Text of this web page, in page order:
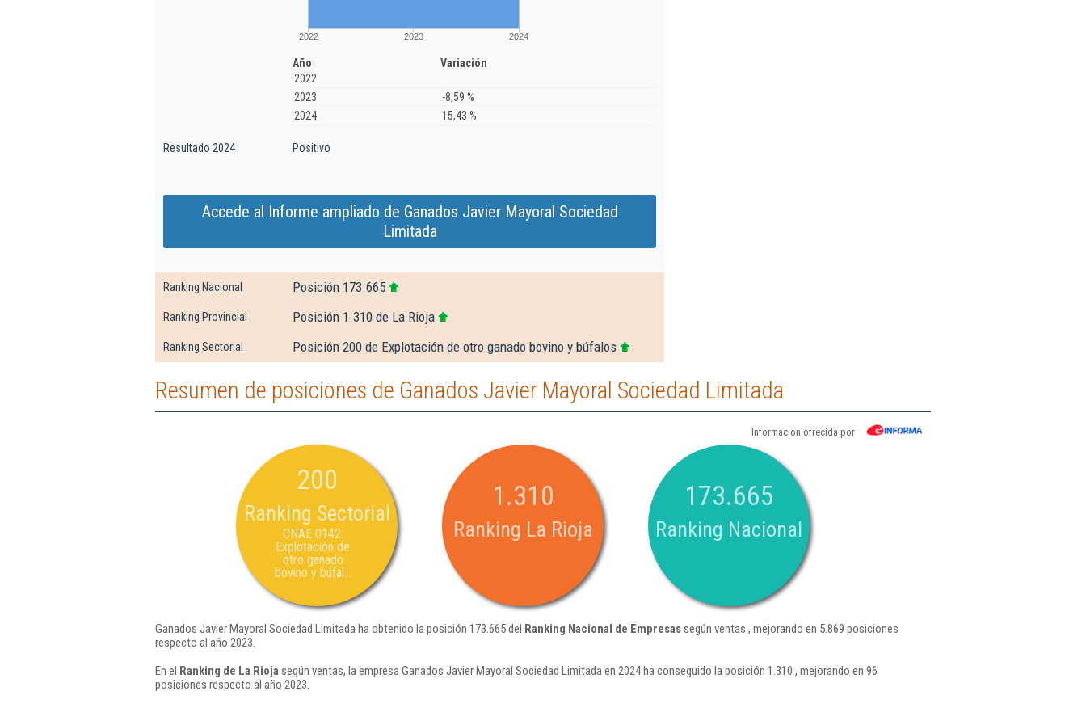
2022 2023 2024
Año
Variación
2022
2023
-8,59 %
2024
15,43 %
Resultado 2024 Positivo
Accede al Informe ampliado de Ganados Javier Mayoral Sociedad
Limitada
Ranking Nacional Posición 173.665
Ranking Provincial Posición 1.310 de La Rioja
Ranking Sectorial Posición 200 de Explotación de otro ganado bovino y búfalos
Resumen de posiciones de Ganados Javier Mayoral Sociedad Limitada
Información ofrecida por
200
Ranking Sectorial
CNAE 0142:
Explotación de
otro ganado
bovino y búfal...
1.310
Ranking La Rioja
173.665
Ranking Nacional
Ganados Javier Mayoral Sociedad Limitada ha obtenido la posición 173.665 del Ranking Nacional de Empresassegún ventas , mejorando en 5.869 posiciones
respecto al año 2023.
En el Ranking de La Rioja según ventas, la empresa Ganados Javier Mayoral Sociedad Limitada en 2024 ha conseguido la posición 1.310 , mejorando en 96
posiciones respecto al año 2023.